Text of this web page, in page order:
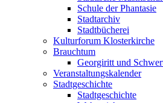
Schule der Phantasie
Stadtarchiv
Stadtbücherei
Kulturforum Klosterkirche
Brauchtum
Georgiritt und
Veranstaltungskalender
Stadtgeschichte
Stadtgeschichte